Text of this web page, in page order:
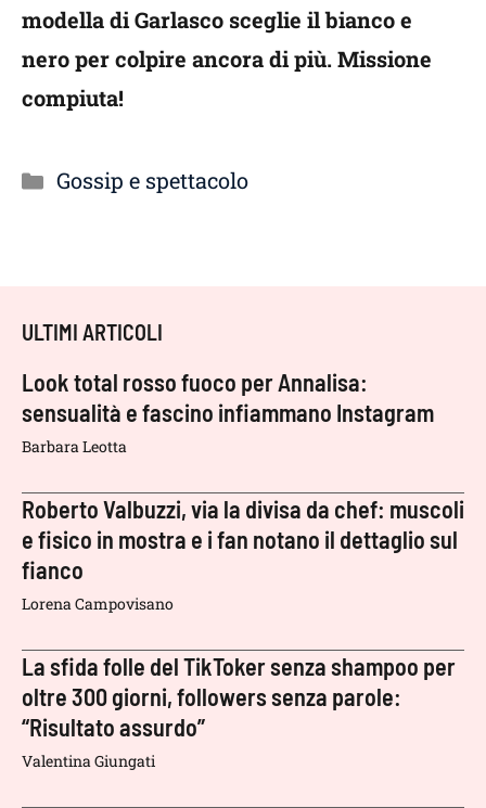
modella di Garlasco sceglie il bianco e
nero per colpire ancora di più. Missione
compiuta!
Categorie
Gossip e spettacolo
ULTIMI ARTICOLI
Look total rosso fuoco per Annalisa:
sensualità e fascino infiammano Instagram
Barbara Leotta
Roberto Valbuzzi, via la divisa da chef: muscoli
e fisico in mostra e i fan notano il dettaglio sul
fianco
Lorena Campovisano
La sfida folle del TikToker senza shampoo per
oltre 300 giorni, followers senza parole:
“Risultato assurdo”
Valentina Giungati